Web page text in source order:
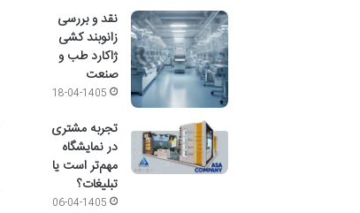
نقد و بررسی
زانوبند کشی
ژاکارد طب و
صنعت
18-04-1405
تجربه مشتری
در نمایشگاه
مهم‌تر است یا
تبلیغات؟
06-04-1405